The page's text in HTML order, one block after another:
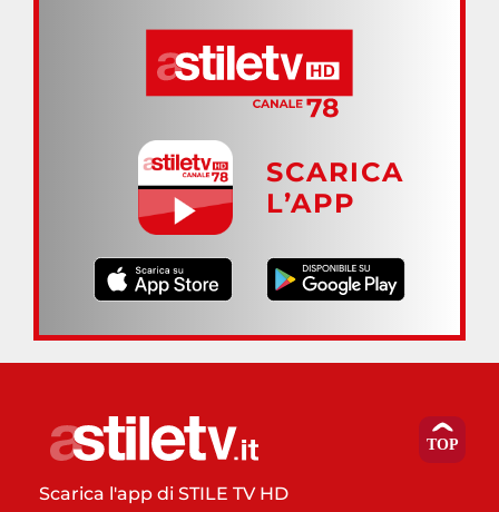
SCARICA
L’APP
Scarica l'app di STILE TV HD